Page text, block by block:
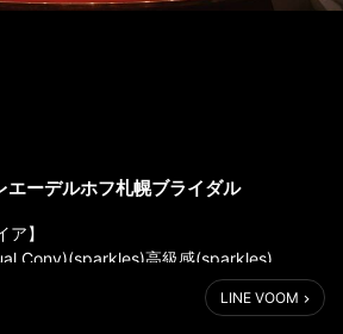
エーデルホフ札幌ブライダル
ア】
Cony)(sparkles)高級感(sparkles)
LINE VOOM